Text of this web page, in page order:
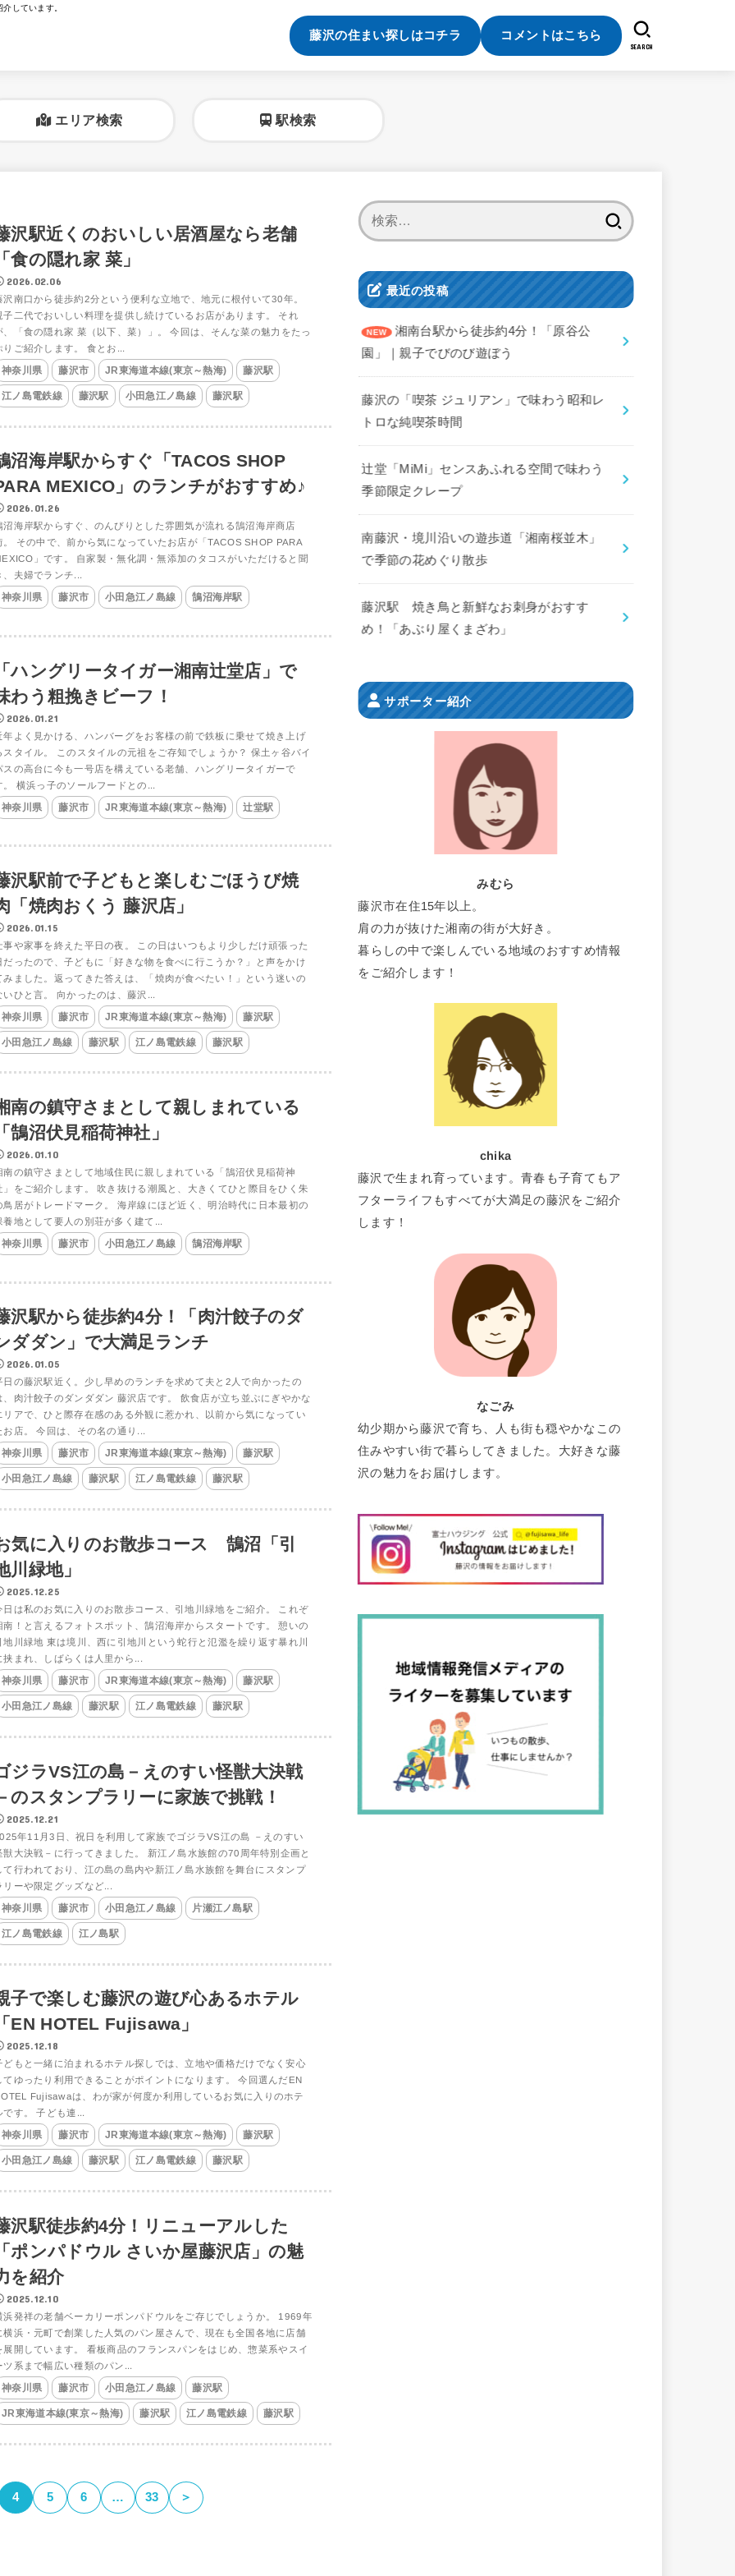
しています。
藤沢の住まい探しはコチラ コメントはこちら
SEARCH
エリア検索 駅検索
沢駅近くのおいしい居酒屋なら老舗
食の隠れ家 菜」
2026.02.06
沢南口から徒歩約2分という便利な立地で、地元に根付いて30年。
子二代でおいしい料理を提供し続けているお店があります。 それ
、「食の隠れ家 菜（以下、菜）」。 今回は、そんな菜の魅力をたっ
りご紹介します。 食とお...
神奈川県 藤沢市 JR東海道本線(東京～熱海) 藤沢駅
江ノ島電鉄線 藤沢駅 小田急江ノ島線 藤沢駅
沼海岸駅からすぐ「TACOS SHOP
MEXICO」のランチがおすすめ♪
2026.01.26
沼海岸駅からすぐ、のんびりとした雰囲気が流れる鵠沼海岸商店
。 その中で、前から気になっていたお店が「TACOS SHOP PARA
」です。 自家製・無化調・無添加のタコスがいただけると聞
、夫婦でランチ...
神奈川県 藤沢市 小田急江ノ島線 鵠沼海岸駅
ハングリータイガー湘南辻堂店」で
わう粗挽きビーフ！
2026.01.21
年よく見かける、ハンバーグをお客様の前で鉄板に乗せて焼き上げ
スタイル。 このスタイルの元祖をご存知でしょうか？ 保土ヶ谷バイ
スの高台に今も一号店を構えている老舗、ハングリータイガーで
。 横浜っ子のソールフードとの...
神奈川県 藤沢市 JR東海道本線(東京～熱海) 辻堂駅
沢駅前で子どもと楽しむごほうび焼
「焼肉おくう 藤沢店」
2026.01.15
事や家事を終えた平日の夜。 この日はいつもより少しだけ頑張った
だったので、子どもに「好きな物を食べに行こうか？」と声をかけ
みました。返ってきた答えは、「焼肉が食べたい！」という迷いの
いひと言。 向かったのは、藤沢...
神奈川県 藤沢市 JR東海道本線(東京～熱海) 藤沢駅
小田急江ノ島線 藤沢駅 江ノ島電鉄線 藤沢駅
南の鎮守さまとして親しまれている
鵠沼伏見稲荷神社」
2026.01.10
南の鎮守さまとして地域住民に親しまれている「鵠沼伏見稲荷神
」をご紹介します。 吹き抜ける潮風と、大きくてひと際目をひく朱
鳥居がトレードマーク。 海岸線にほど近く、明治時代に日本最初の
養地として要人の別荘が多く建て...
神奈川県 藤沢市 小田急江ノ島線 鵠沼海岸駅
沢駅から徒歩約4分！「肉汁餃子のダ
ダダン」で大満足ランチ
2026.01.05
日の藤沢駅近く。少し早めのランチを求めて夫と2人で向かったの
、肉汁餃子のダンダダン 藤沢店です。 飲食店が立ち並ぶにぎやかな
リアで、ひと際存在感のある外観に惹かれ、以前から気になってい
お店。 今回は、その名の通り...
神奈川県 藤沢市 JR東海道本線(東京～熱海) 藤沢駅
小田急江ノ島線 藤沢駅 江ノ島電鉄線 藤沢駅
気に入りのお散歩コース 鵠沼「引
川緑地」
2025.12.25
日は私のお気に入りのお散歩コース、引地川緑地をご紹介。 これぞ
南！と言えるフォトスポット、鵠沼海岸からスタートです。 憩いの
地川緑地 東は境川、西に引地川という蛇行と氾濫を繰り返す暴れ川
挟まれ、しばらくは人里から...
神奈川県 藤沢市 JR東海道本線(東京～熱海) 藤沢駅
小田急江ノ島線 藤沢駅 江ノ島電鉄線 藤沢駅
ジラVS江の島－えのすい怪獣大決戦
のスタンプラリーに家族で挑戦！
2025.12.21
年11月3日、祝日を利用して家族でゴジラVS江の島 －えのすい
獣大決戦－に行ってきました。 新江ノ島水族館の70周年特別企画と
て行われており、江の島の島内や新江ノ島水族館を舞台にスタンプ
リーや限定グッズなど...
神奈川県 藤沢市 小田急江ノ島線 片瀬江ノ島駅
江ノ島電鉄線 江ノ島駅
子で楽しむ藤沢の遊び心あるホテル
EN HOTEL Fujisawa」
2025.12.18
どもと一緒に泊まれるホテル探しでは、立地や価格だけでなく安心
てゆったり利用できることがポイントになります。 今回選んだEN
Fujisawaは、わが家が何度か利用しているお気に入りのホテ
です。 子ども連...
神奈川県 藤沢市 JR東海道本線(東京～熱海) 藤沢駅
小田急江ノ島線 藤沢駅 江ノ島電鉄線 藤沢駅
沢駅徒歩約4分！リニューアルした
ポンパドウル さいか屋藤沢店」の魅
を紹介
2025.12.10
浜発祥の老舗ベーカリーポンパドウルをご存じでしょうか。 1969年
横浜・元町で創業した人気のパン屋さんで、現在も全国各地に店舗
展開しています。 看板商品のフランスパンをはじめ、惣菜系やスイ
ツ系まで幅広い種類のパン...
神奈川県 藤沢市 小田急江ノ島線 藤沢駅
JR東海道本線(東京～熱海) 藤沢駅 江ノ島電鉄線 藤沢駅
4 5 6 … 33 ＞
最近の投稿
湘南台駅から徒歩約4分！「原谷公
園」｜親子でびのび遊ぼう
藤沢の「喫茶 ジュリアン」で味わう昭和レ
トロな純喫茶時間
辻堂「MiMi」センスあふれる空間で味わう
季節限定クレープ
南藤沢・境川沿いの遊歩道「湘南桜並木」
で季節の花めぐり散歩
藤沢駅 焼き鳥と新鮮なお刺身がおすす
め！「あぶり屋くまざわ」
サポーター紹介
みむら
藤沢市在住15年以上。
肩の力が抜けた湘南の街が大好き。
暮らしの中で楽しんでいる地域のおすすめ情報
をご紹介します！
chika
藤沢で生まれ育っています。青春も子育てもア
フターライフもすべてが大満足の藤沢をご紹介
します！
なごみ
幼少期から藤沢で育ち、人も街も穏やかなこの
住みやすい街で暮らしてきました。大好きな藤
沢の魅力をお届けします。